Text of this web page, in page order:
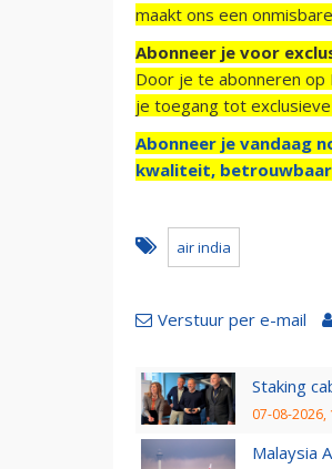
maakt ons een
Abonneer je voor
Door je te abonneren op
je toegang tot
Abonneer je vandaag
kwaliteit,
air india
Verstuur per e-mail
Staking
07-08-2026,
Malaysia